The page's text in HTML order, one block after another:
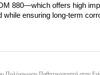
880—which offers high
ensuring long-term